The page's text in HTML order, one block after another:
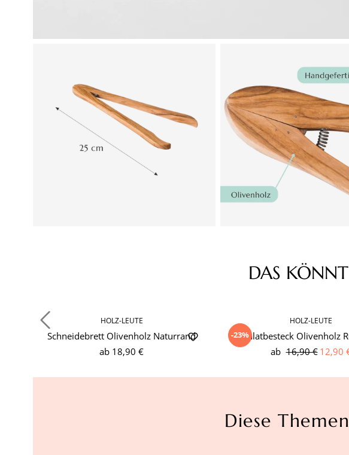
DAS
HOLZ-LEUTE
Schneidebrett Olivenholz Naturrand
ab 18,90 €
-23%
HOLZ-LEUTE
Salatbesteck Olivenholz
ab 16,90 € 12,90
Diese